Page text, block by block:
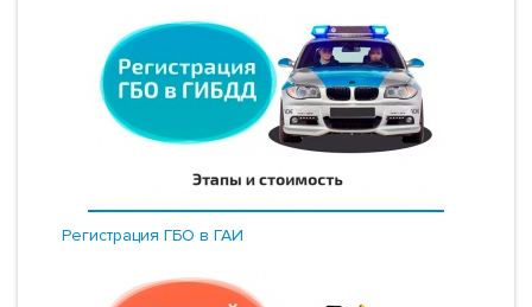
Регистрация ГБО в ГАИ